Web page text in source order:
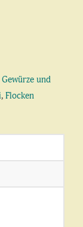
Gewürze und
,Flocken